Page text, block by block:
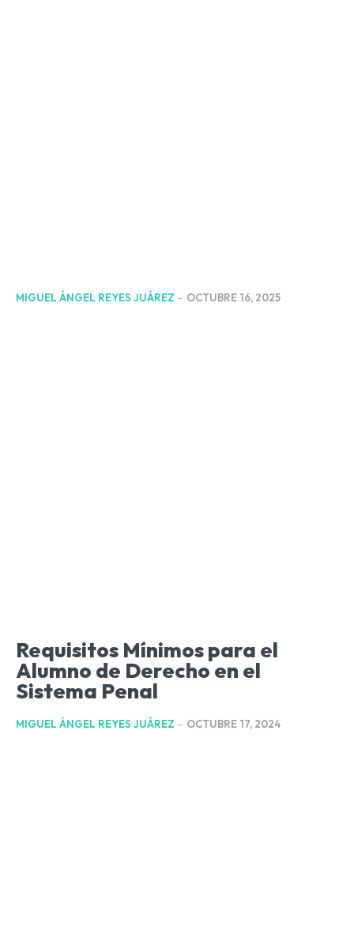
MIGUEL ÁNGEL REYES JUÁREZ - OCTUBRE 16, 2025
Requisitos Mínimos para el
Alumno de Derecho en el
Sistema Penal
MIGUEL ÁNGEL REYES JUÁREZ - OCTUBRE 17, 2024